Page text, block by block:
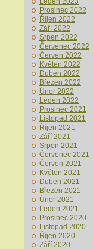
Prosinec 2022
Říjen 2022
Září 2022
Srpen 2022
Červenec 2022
Červen 2022
Květen 2022
Duben 2022
Březen 2022
Únor 2022
Leden 2022
Prosinec 2021
Listopad 2021
Říjen 2021
Září 2021
Srpen 2021
Červenec 2021
Červen 2021
Květen 2021
Duben 2021
Březen 2021
Únor 2021
Leden 2021
Prosinec 2020
Listopad 2020
Říjen 2020
Září 2020